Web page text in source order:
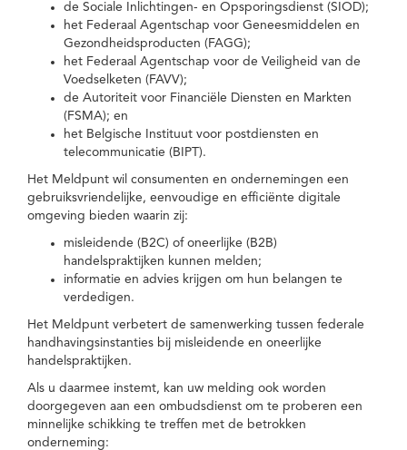
de Sociale Inlichtingen- en Opsporingsdienst (SIOD);
het Federaal Agentschap voor Geneesmiddelen en
Gezondheidsproducten (FAGG);
het Federaal Agentschap voor de Veiligheid van de
Voedselketen (FAVV);
de Autoriteit voor Financiële Diensten en Markten
(FSMA); en
het Belgische Instituut voor postdiensten en
telecommunicatie (BIPT).
Het Meldpunt wil consumenten en ondernemingen een
gebruiksvriendelijke, eenvoudige en efficiënte digitale
omgeving bieden waarin zij:
misleidende (B2C) of oneerlijke (B2B)
handelspraktijken kunnen melden;
informatie en advies krijgen om hun belangen te
verdedigen.
Het Meldpunt verbetert de samenwerking tussen federale
handhavingsinstanties bij misleidende en oneerlijke
handelspraktijken.
Als u daarmee instemt, kan uw melding ook worden
doorgegeven aan een ombudsdienst om te proberen een
minnelijke schikking te treffen met de betrokken
onderneming: